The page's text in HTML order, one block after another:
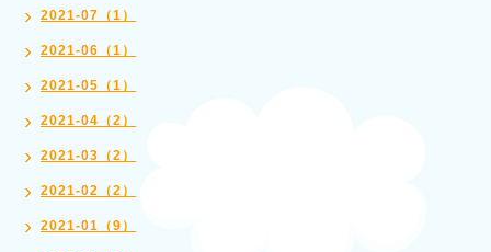
2021-07（1）
2021-06（1）
2021-05（1）
2021-04（2）
2021-03（2）
2021-02（2）
2021-01（9）